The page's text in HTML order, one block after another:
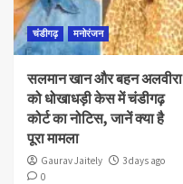
चंडीगढ़ मनोरंजन
सलमान खान और बहन अलवीरा
को धोखाधड़ी केस में चंडीगढ़
कोर्ट का नोटिस, जानें क्या है
पूरा मामला
Gaurav Jaitely
3 days ago
0